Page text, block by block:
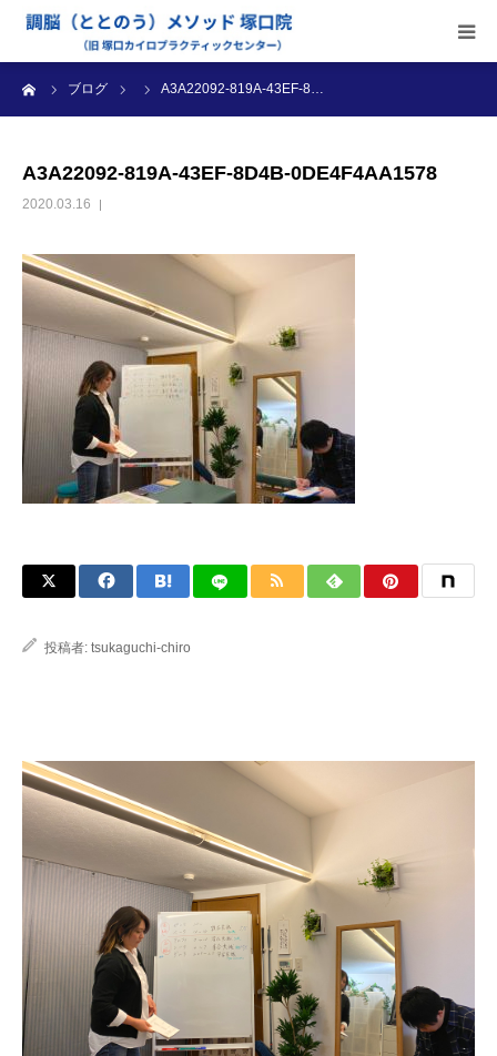
ブログ A3A22092-819A-43EF-8…
A3A22092-819A-43EF-8D4B-0DE4F4AA1578
2020.03.16
投稿者: tsukaguchi-chiro
当院のご案内
アクセス
ブログ
診療カレンダー